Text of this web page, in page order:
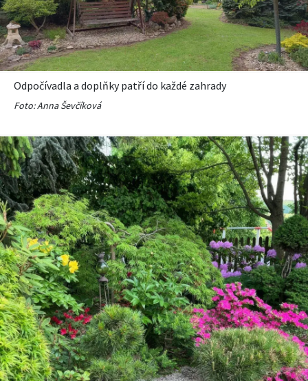
Odpočívadla a doplňky patří do každé zahrady
Foto: Anna Ševčíková